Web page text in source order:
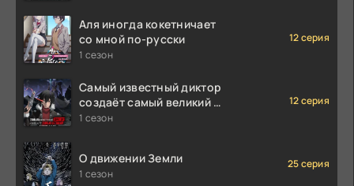
Аля иногда кокетничает
со мной по-русски
1 сезон
12 серия
Самый известный диктор
создаёт самый великий в
мире клан
1 сезон
12 серия
О движении Земли
1 сезон
25 серия